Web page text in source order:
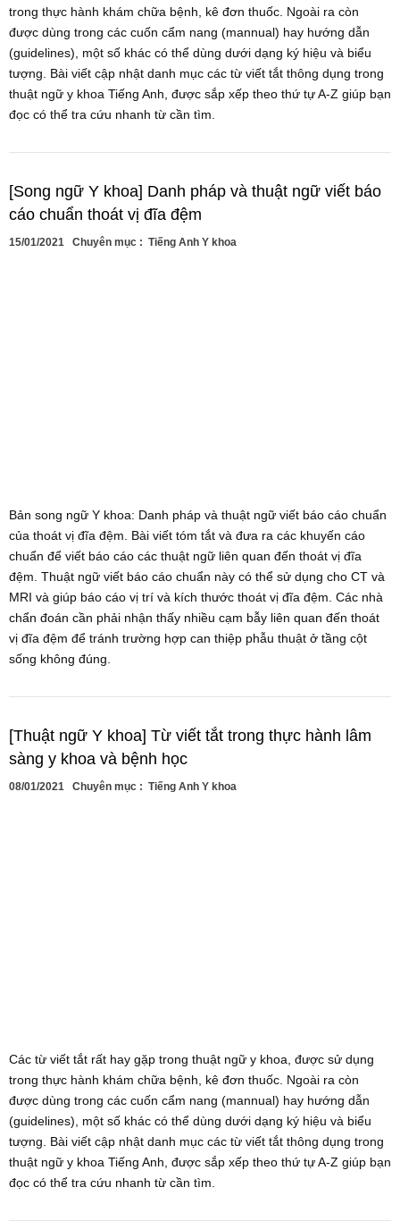
trong thực hành khám chữa bệnh, kê đơn thuốc. Ngoài ra còn
được dùng trong các cuốn cẩm nang (mannual) hay hướng dẫn
(guidelines), một số khác có thể dùng dưới dạng ký hiệu và biểu
tượng. Bài viết cập nhật danh mục các từ viết tắt thông dụng trong
thuật ngữ y khoa Tiếng Anh, được sắp xếp theo thứ tự A-Z giúp bạn
đọc có thể tra cứu nhanh từ cần tìm.
[Song ngữ Y khoa] Danh pháp và thuật ngữ viết báo
cáo chuẩn thoát vị đĩa đệm
15/01/2021 Chuyên mục : Tiếng Anh Y khoa
Bản song ngữ Y khoa: Danh pháp và thuật ngữ viết báo cáo chuẩn
của thoát vị đĩa đệm. Bài viết tóm tắt và đưa ra các khuyến cáo
chuẩn để viết báo cáo các thuật ngữ liên quan đến thoát vị đĩa
đệm. Thuật ngữ viết báo cáo chuẩn này có thể sử dụng cho CT và
MRI và giúp báo cáo vị trí và kích thước thoát vị đĩa đệm. Các nhà
chẩn đoán cần phải nhận thấy nhiều cạm bẫy liên quan đến thoát
vị đĩa đệm để tránh trường hợp can thiệp phẫu thuật ở tầng cột
sống không đúng.
[Thuật ngữ Y khoa] Từ viết tắt trong thực hành lâm
sàng y khoa và bệnh học
08/01/2021 Chuyên mục : Tiếng Anh Y khoa
Các từ viết tắt rất hay gặp trong thuật ngữ y khoa, được sử dụng
trong thực hành khám chữa bệnh, kê đơn thuốc. Ngoài ra còn
được dùng trong các cuốn cẩm nang (mannual) hay hướng dẫn
(guidelines), một số khác có thể dùng dưới dạng ký hiệu và biểu
tượng. Bài viết cập nhật danh mục các từ viết tắt thông dụng trong
thuật ngữ y khoa Tiếng Anh, được sắp xếp theo thứ tự A-Z giúp bạn
đọc có thể tra cứu nhanh từ cần tìm.